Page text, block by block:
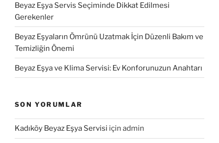
Beyaz Eşya Servis Seçiminde Dikkat Edilmesi
Gerekenler
Beyaz Eşyaların Ömrünü Uzatmak İçin Düzenli Bakım ve
Temizliğin Önemi
Beyaz Eşya ve Klima Servisi: Ev Konforunuzun Anahtarı
SON YORUMLAR
Kadıköy Beyaz Eşya Servisi için admin